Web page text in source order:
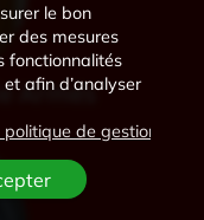
Armés
le bon
des mesures
fonctionnalités
afin d’analyser
de gestion des